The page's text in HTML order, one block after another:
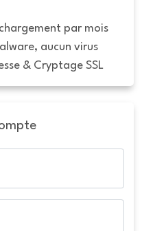
par mois
aucun virus
& Cryptage SSL